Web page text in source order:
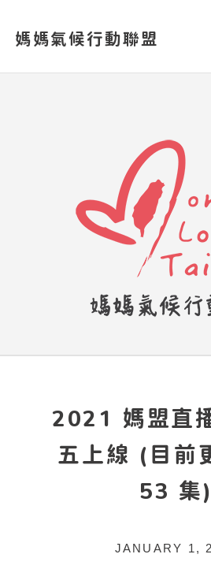
媽媽氣候行動聯盟
2021 媽盟直
五上線 (目前
53 集)
JANUARY 1,